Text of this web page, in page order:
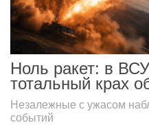
Ноль ракет: в
тотальный крах
Незалежные с ужасом
событий